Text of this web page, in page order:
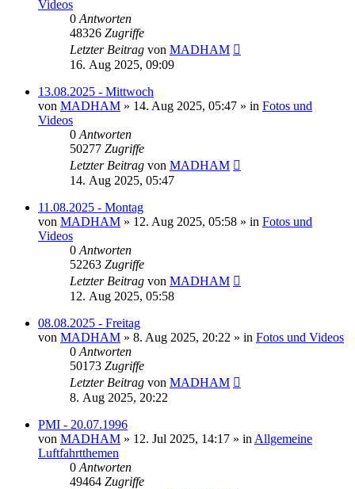
Videos
0 Antworten
48326 Zugriffe
Letzter Beitrag von MADHAM
16. Aug 2025, 09:09
13.08.2025 - Mittwoch
von MADHAM » 14. Aug 2025, 05:47 » in Fotos und
Videos
0 Antworten
50277 Zugriffe
Letzter Beitrag von MADHAM
14. Aug 2025, 05:47
11.08.2025 - Montag
von MADHAM » 12. Aug 2025, 05:58 » in Fotos und
Videos
0 Antworten
52263 Zugriffe
Letzter Beitrag von MADHAM
12. Aug 2025, 05:58
08.08.2025 - Freitag
von MADHAM » 8. Aug 2025, 20:22 » in Fotos und Videos
0 Antworten
50173 Zugriffe
Letzter Beitrag von MADHAM
8. Aug 2025, 20:22
PMI - 20.07.1996
von MADHAM » 12. Jul 2025, 14:17 » in Allgemeine
Luftfahrtthemen
0 Antworten
49464 Zugriffe